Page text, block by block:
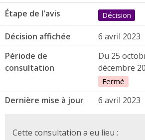
Étape de l'avis
Décision
Décision affichée
6 avril 2023
Période de
consultation
Du 25
décembre
Fermé
Dernière mise à jour 6 avril 2023
Cette consultation a eu lieu :